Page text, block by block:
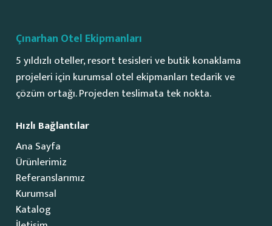
Çınarhan Otel Ekipmanları
5 yıldızlı oteller, resort tesisleri ve butik konaklama
projeleri için kurumsal otel ekipmanları tedarik ve
çözüm ortağı. Projeden teslimata tek nokta.
Hızlı Bağlantılar
Ana Sayfa
Ürünlerimiz
Referanslarımız
Kurumsal
Katalog